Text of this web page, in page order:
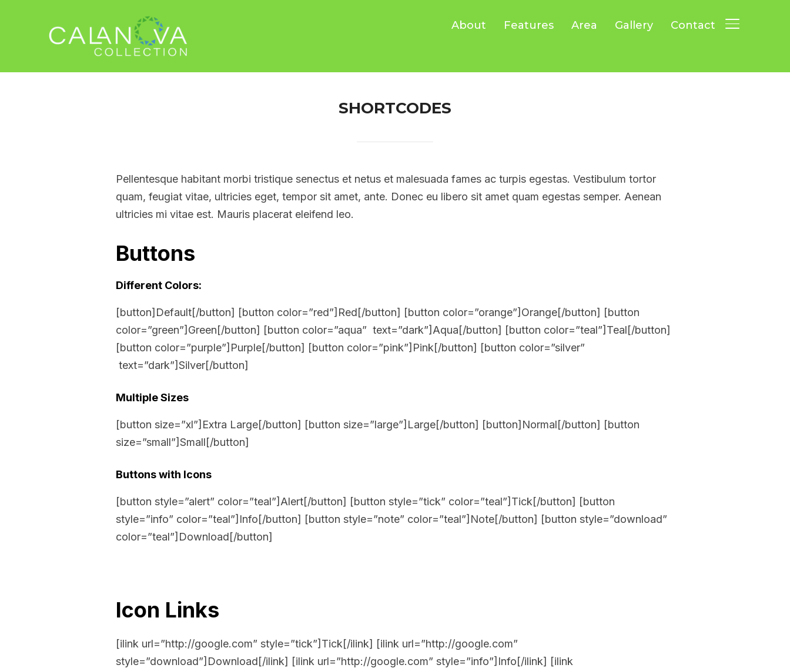
TOGGLE
About Features Area Gallery Contact
SHORTCODES
Pellentesque habitant morbi tristique senectus et netus et malesuada fames ac turpis egestas. Vestibulum tortor
quam, feugiat vitae, ultricies eget, tempor sit amet, ante. Donec eu libero sit amet quam egestas semper. Aenean
ultricies mi vitae est. Mauris placerat eleifend leo.
Buttons
Different Colors:
[button]Default[/button] [button color=”red”]Red[/button] [button color=”orange”]Orange[/button] [button
color=”green”]Green[/button] [button color=”aqua” text=”dark”]Aqua[/button] [button color=”teal”]Teal[/button]
[button color=”purple”]Purple[/button] [button color=”pink”]Pink[/button] [button color=”silver”
text=”dark”]Silver[/button]
Multiple Sizes
[button size=”xl”]Extra Large[/button] [button size=”large”]Large[/button] [button]Normal[/button] [button
size=”small”]Small[/button]
Buttons with Icons
[button style=”alert” color=”teal”]Alert[/button] [button style=”tick” color=”teal”]Tick[/button] [button
style=”info” color=”teal”]Info[/button] [button style=”note” color=”teal”]Note[/button] [button style=”download”
color=”teal”]Download[/button]
Icon Links
[ilink url=”http://google.com” style=”tick”]Tick[/ilink] [ilink url=”http://google.com”
style=”download”]Download[/ilink] [ilink url=”http://google.com” style=”info”]Info[/ilink] [ilink